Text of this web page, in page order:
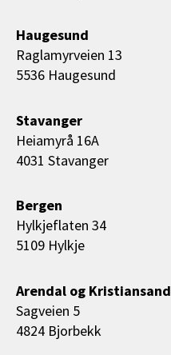
Haugesund
Raglamyrveien 13
5536 Haugesund
Stavanger
Heiamyrå 16A
4031 Stavanger
Bergen
Hylkjeflaten 34
5109 Hylkje
Arendal og Kristiansand
Sagveien 5
4824 Bjorbekk